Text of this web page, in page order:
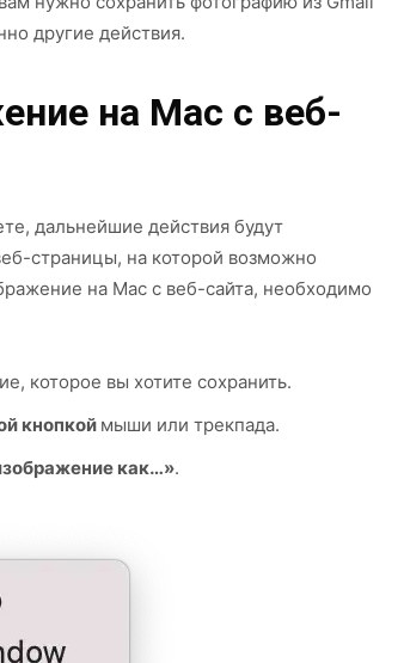
другие действия.
на Mac с веб-
дальнейшие действия будут
страницы, на которой возможно
на Mac с веб-сайта, необходимо
которое вы хотите сохранить.
кнопкой мыши или трекпада.
как…».